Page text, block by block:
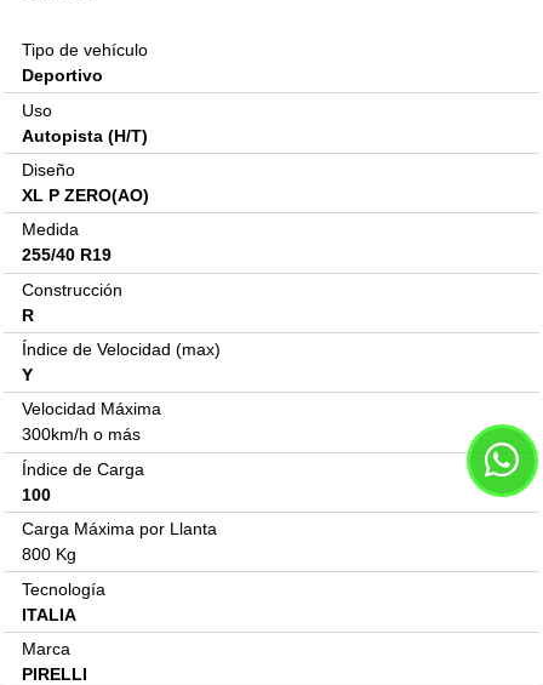
Tipo de vehículo
Deportivo
Uso
Autopista (H/T)
Diseño
XL P ZERO(AO)
Medida
255/40 R19
Construcción
R
Índice de Velocidad (max)
Y
Velocidad Máxima
300km/h o más
Índice de Carga
100
Carga Máxima por Llanta
800 Kg
Tecnología
ITALIA
Marca
PIRELLI